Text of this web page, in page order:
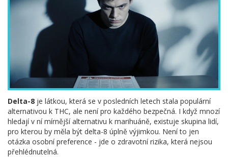
Delta-8 je látkou, která se v posledních letech stala populární
alternativou k THC, ale není pro každého bezpečná. I když mnozí
hledají v ní mírnější alternativu k marihuáně, existuje skupina lidí,
pro kterou by měla být delta-8 úplně výjimkou. Není to jen
otázka osobní preference - jde o zdravotní rizika, která nejsou
přehlédnutelná.